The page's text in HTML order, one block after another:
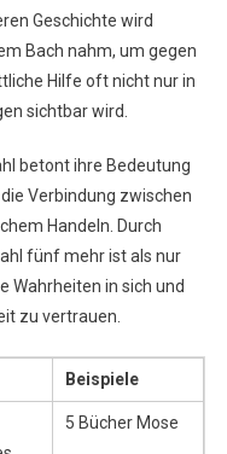
Geschichte wird
Bach nahm, um gegen
Hilfe oft nicht nur in
sichtbar wird.
betont ihre Bedeutung
Verbindung zwischen
Handeln. Durch
fünf mehr ist als nur
Wahrheiten in sich und
zu vertrauen.
Beispiele
5 Bücher Mose